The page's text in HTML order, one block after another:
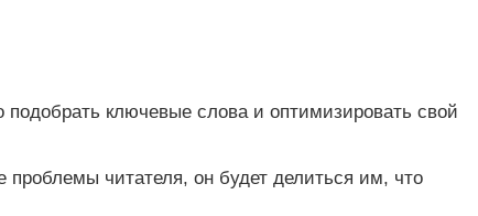
ключевые слова и оптимизировать свой
проблемы читателя, он будет делиться им, что